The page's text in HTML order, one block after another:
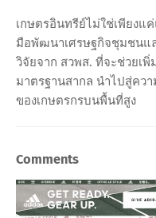
เกษตรอินทรีย์ไม่ใช่เพียงแ
มือพัฒนาเศรษฐกิจชุมชนแ
วิจัยจาก สวพส. ที่จะช่วยเ
มาตรฐานสากล นำไปสู่คว
ของเกษตรกรบนพื้นที่สูง
Comments